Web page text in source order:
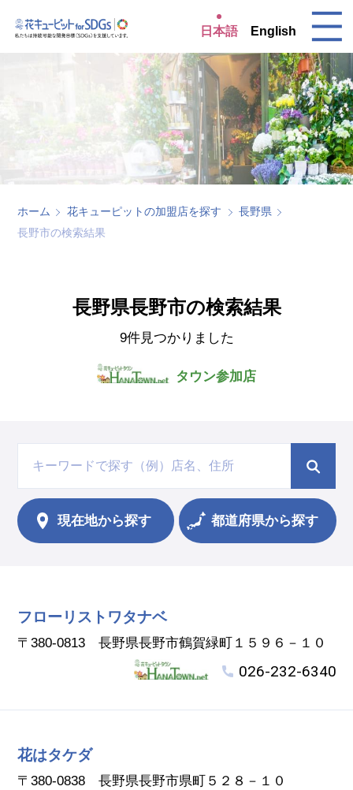
日本語 English
ホーム 花キューピットの加盟店を探す
長野県
長野市の検索結果
長野県長野市の検索結果
9件見つかりました
タウン参加店
現在地から探す 都道府県から探す
フローリストワタナベ
〒380-0813 長野県長野市鶴賀緑町１５９６－１０
026-232-6340
花はタケダ
〒380-0838 長野県長野市県町５２８－１０